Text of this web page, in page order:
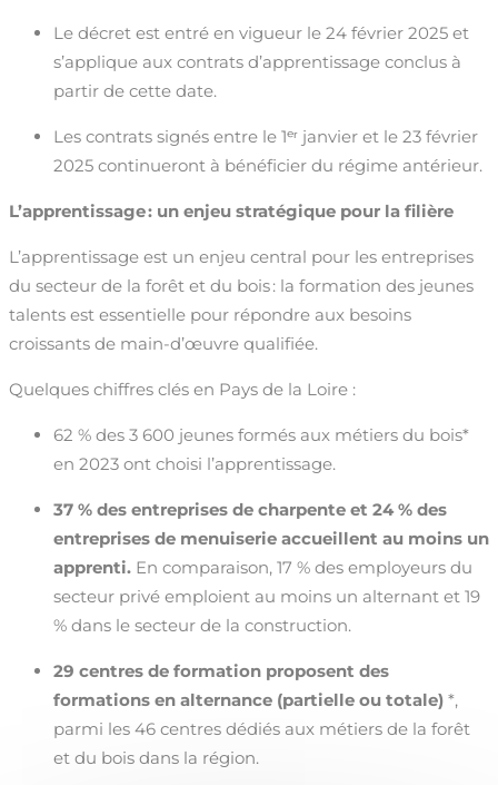
Le décret est entré en vigueur le 24 février 2025 et
s’applique aux contrats d’apprentissage conclus à
partir de cette date.
Les contrats signés entre le 1ᵉʳ janvier et le 23 février
2025 continueront à bénéficier du régime antérieur.
L’apprentissage : un enjeu stratégique pour la filière
L’apprentissage est un enjeu central pour les entreprises
du secteur de la forêt et du bois : la formation des jeunes
talents est essentielle pour répondre aux besoins
croissants de main-d’œuvre qualifiée.
Quelques chiffres clés en Pays de la Loire :
62 % des 3 600 jeunes formés aux métiers du bois*
en 2023 ont choisi l’apprentissage.
37 % des entreprises de charpente et 24 % des
entreprises de menuiserie accueillent au moins un
apprenti. En comparaison, 17 % des employeurs du
secteur privé emploient au moins un alternant et 19
% dans le secteur de la construction.
29 centres de formation proposent des
formations en alternance (partielle ou totale) *,
parmi les 46 centres dédiés aux métiers de la forêt
et du bois dans la région.